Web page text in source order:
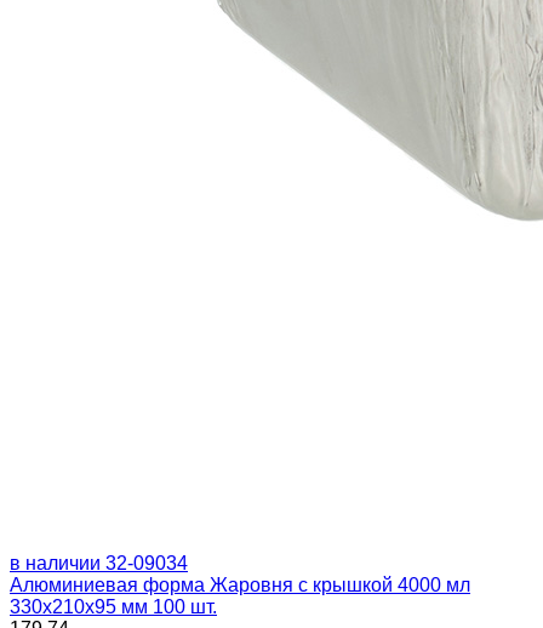
в наличии 32-09034
Алюминиевая форма Жаровня с крышкой 4000 мл
330x210х95 мм 100 шт.